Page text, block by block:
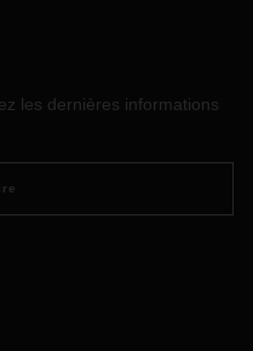
les dernières informations